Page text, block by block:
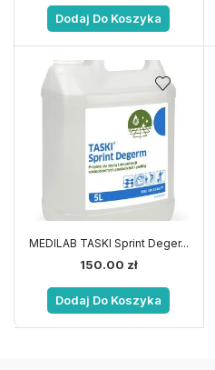
Dodaj Do Koszyka
MEDILAB TASKI Sprint Deger...
150.00 zł
Dodaj Do Koszyka